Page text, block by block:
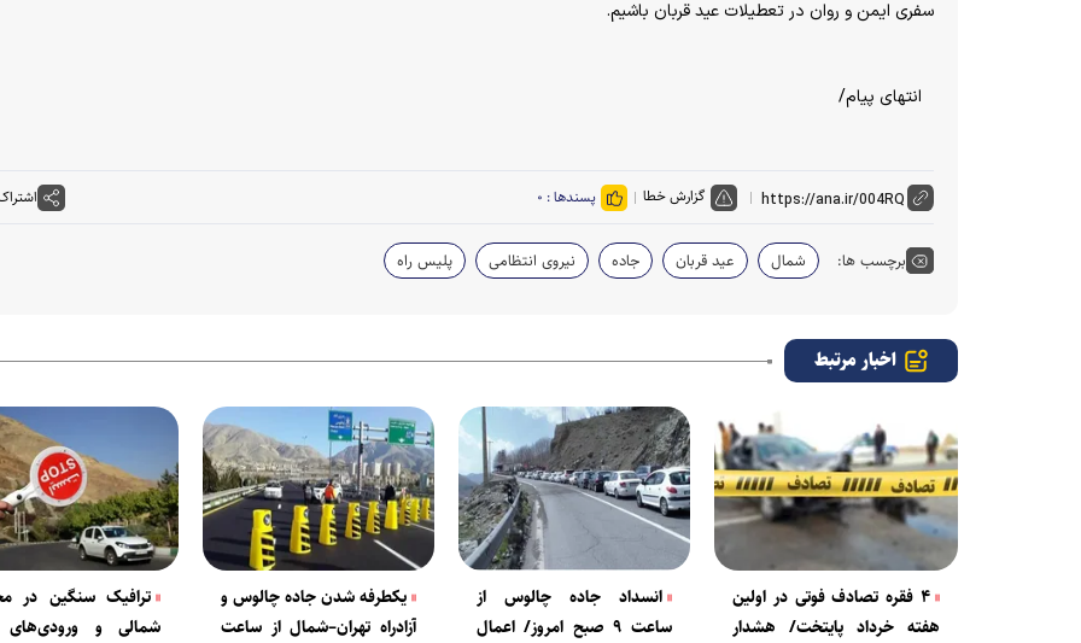
سفری ایمن و روان در تعطیلات عید قربان باشیم.
انتهای پیام/
گزارش خطا پسندها : ۰
برچسب ها: شمال عید قربان جاده نیروی انتظامی پلیس راه
اخبار مرتبط
۴ فقره تصادف فوتی در اولین
هفته خرداد پایتخت/ هشدار
انسداد جاده چالوس از
ساعت ۹ صبح امروز/ اعمال
یکطرفه شدن جاده چالوس و
آزادراه تهران–شمال از ساعت
ترافیک سنگین در
شمالی و ورودی‌های